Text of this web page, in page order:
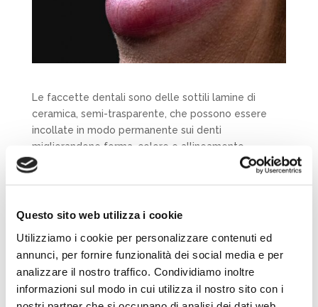
Questo sito web utilizza i cookie
Utilizziamo i cookie per personalizzare contenuti ed
annunci, per fornire funzionalità dei social media e per
analizzare il nostro traffico. Condividiamo inoltre
informazioni sul modo in cui utilizza il nostro sito con i
Le faccette dentali sono delle sottili lamine di
ceramica, semi-trasparente, che possono essere
incollate in modo permanente sui denti
migliorandone forma, colore e allineamento.
Le FACCETTE DENTALI si applicano direttamente sui
denti naturali,senza dolore e senza limatura dello
I materiali – la ceramica – con i quali vengono
le faccette possono essere incollate sullo smalto